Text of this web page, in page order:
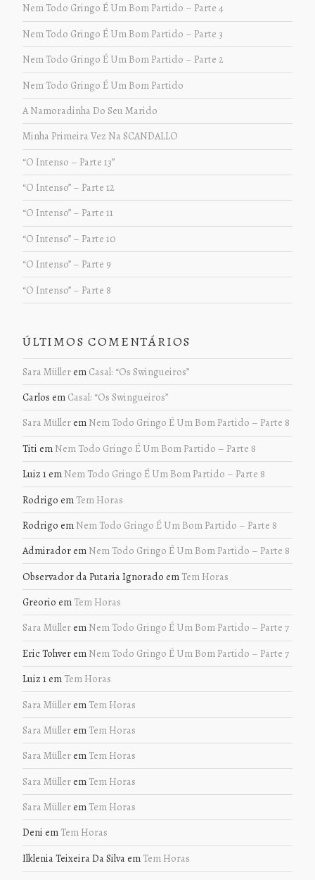
Nem Todo Gringo É Um Bom Partido – Parte 4
Nem Todo Gringo É Um Bom Partido – Parte 3
Nem Todo Gringo É Um Bom Partido – Parte 2
Nem Todo Gringo É Um Bom Partido
A Namoradinha Do Seu Marido
Minha Primeira Vez Na SCANDALLO
“O Intenso – Parte 13”
“O Intenso” – Parte 12
“O Intenso” – Parte 11
“O Intenso” – Parte 10
“O Intenso” – Parte 9
“O Intenso” – Parte 8
ÚLTIMOS COMENTÁRIOS
Sara Müllerem Casal: “Os Swingueiros”
Carlos em Casal: “Os Swingueiros”
Sara Müllerem Nem Todo Gringo É Um Bom Partido – Parte 8
Titi em Nem Todo Gringo É Um Bom Partido – Parte 8
Luiz 1em Nem Todo Gringo É Um Bom Partido – Parte 8
Rodrigo em Tem Horas
Rodrigo em Nem Todo Gringo É Um Bom Partido – Parte 8
Admiradorem Nem Todo Gringo É Um Bom Partido – Parte 8
Observador da Putaria Ignorado em Tem Horas
Greorio em Tem Horas
Sara Müllerem Nem Todo Gringo É Um Bom Partido – Parte 7
Eric Tohverem Nem Todo Gringo É Um Bom Partido – Parte 7
Luiz 1em Tem Horas
Sara Müllerem Tem Horas
Sara Müllerem Tem Horas
Sara Müllerem Tem Horas
Sara Müllerem Tem Horas
Sara Müllerem Tem Horas
Deni em Tem Horas
Ilklenia Teixeira Da Silvaem Tem Horas